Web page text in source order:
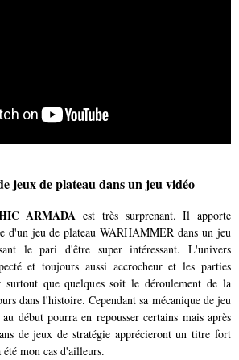
jeux de plateau dans un jeu vidéo
ARMADA est très surprenant. Il apporte
d'un jeu de plateau WARHAMMER dans un jeu
le pari d'être super intéressant. L'univers
et toujours aussi accrocheur et les parties
surtout que quelques soit le déroulement de la
dans l'histoire. Cependant sa mécanique de jeu
début pourra en repousser certains mais après
de jeux de stratégie apprécieront un titre fort
mon cas d'ailleurs.